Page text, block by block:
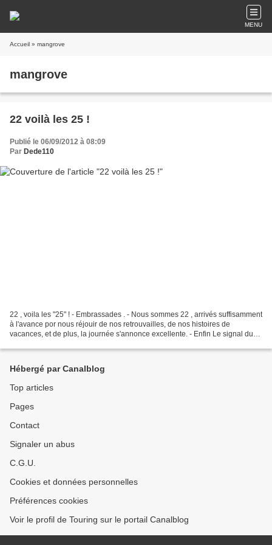
MENU
Accueil » mangrove
mangrove
22 voilà les 25 !
Publié le 06/09/2012 à 08:09
Par Dede110
22 , voila les "25" ! - Embrassades . - Nous sommes 22 , arrivés suffisamment
à l'avance por nous réjouir de nos retrouvailles, de nos histoires de
vacances, et de plus, la journée s'annonce excellente. - Enfin Le signal du
Hébergé par Canalblog
Top articles
Pages
Contact
Signaler un abus
C.G.U.
Cookies et données personnelles
Préférences cookies
Voir le profil de Touring sur le portail Canalblog